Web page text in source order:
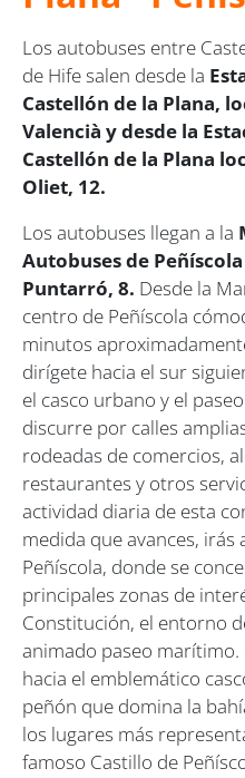
Los autobuses entre
de Hife salen desde la
Castellón de la Plana,
Valencià y desde la
Castellón de la Plana
Oliet, 12.
Los autobuses llegan a la
Autobuses de
Puntarró, 8. Desde la
centro de Peñíscola
minutos
dirígete hacia el sur
el casco urbano y el
discurre por calles
rodeadas de comercios,
restaurantes y otros
actividad diaria de esta
medida que avances,
Peñíscola, donde se
principales zonas de
Constitución, el entorno
animado paseo
hacia el emblemático
peñón que domina la
los lugares más
famoso Castillo de